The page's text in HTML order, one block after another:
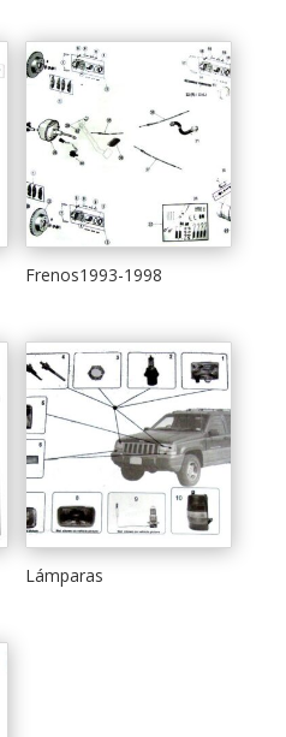
Frenos1993-1998
Lámparas